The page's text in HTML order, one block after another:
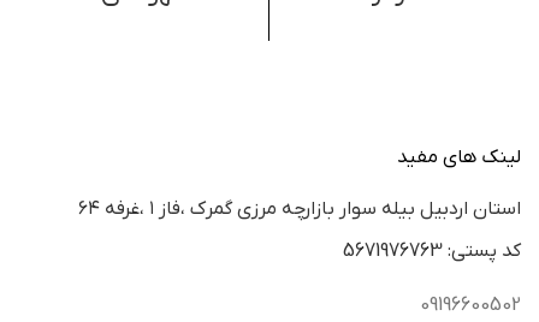
لینک های مفید
استان اردبيل بيله سوار بازارچه مرزي گمرك ،فاز ١ ،غرفه ٦٤
كد پستي: 5671976763
09196600502